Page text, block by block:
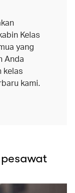
Kelas
yang
Anda
kelas
kami.